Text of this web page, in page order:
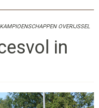
OVERIJSSEL
in